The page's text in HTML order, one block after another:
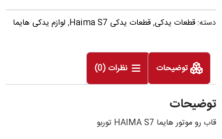
دسته:قطعات یدکی,قطعات یدکی Haima S7 ,لوازم یدکی هایما
توضیحات نظرات (0)
توضیحات
قاب رو موتور هایما HAIMA S7 توربو